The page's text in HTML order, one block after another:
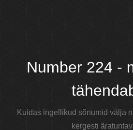
Number 224 -
Kuidas ingellikud sõnumid välja
kergesti